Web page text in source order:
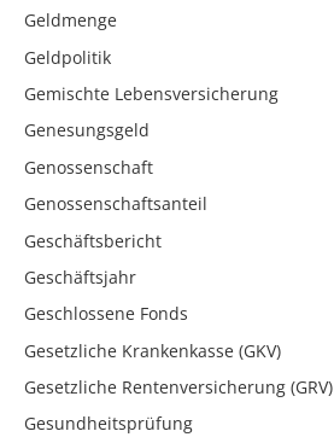
Geldmenge
Geldpolitik
Gemischte Lebensversicherung
Genesungsgeld
Genossenschaft
Genossenschaftsanteil
Geschäftsbericht
Geschäftsjahr
Geschlossene Fonds
Gesetzliche Krankenkasse (GKV)
Gesetzliche Rentenversicherung (GRV)
Gesundheitsprüfung